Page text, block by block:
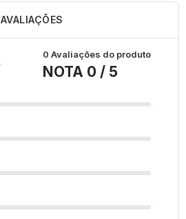
AVALIAÇÕES
0 Avaliações do produto
NOTA 0 / 5